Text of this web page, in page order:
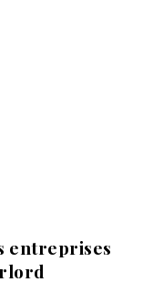
entreprises